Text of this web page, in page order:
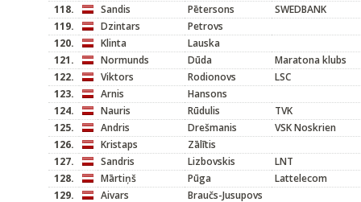
118.
Sandis Pētersons
SWEDBANK
119.
Dzintars
Petrovs
120.
Klinta
Lauska
121.
Normunds Dūda
Maratona klubs
122.
Viktors Rodionovs
LSC
123.
Arnis
Hansons
124.
Nauris Rūdulis
TVK
125.
Andris Drešmanis
VSK Noskrien
126.
Kristaps
Zālītis
127.
Sandris Lizbovskis
LNT
128.
Mārtiņš Pūga
Lattelecom
129.
Aivars
Braučs-Jusupovs